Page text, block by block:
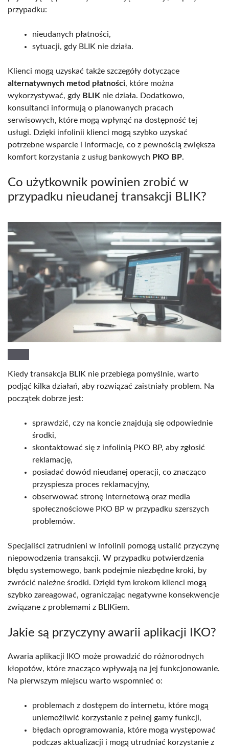
przypadku:
nieudanych płatności,
sytuacji, gdy BLIK nie działa.
Klienci mogą uzyskać także szczegóły dotyczące
alternatywnych metod płatności, które można
wykorzystywać, gdy BLIK nie działa. Dodatkowo,
konsultanci informują o planowanych pracach
serwisowych, które mogą wpłynąć na dostępność tej
usługi. Dzięki infolinii klienci mogą szybko uzyskać
potrzebne wsparcie i informacje, co z pewnością zwiększa
komfort korzystania z usług bankowych PKO BP.
Co użytkownik powinien zrobić w
przypadku nieudanej transakcji BLIK?
Kiedy transakcja BLIK nie przebiega pomyślnie, warto
podjąć kilka działań, aby rozwiązać zaistniały problem. Na
początek dobrze jest:
sprawdzić, czy na koncie znajdują się odpowiednie
środki,
skontaktować się z infolinią PKO BP, aby zgłosić
reklamację,
posiadać dowód nieudanej operacji, co znacząco
przyspiesza proces reklamacyjny,
obserwować stronę internetową oraz media
społecznościowe PKO BP w przypadku szerszych
problemów.
Specjaliści zatrudnieni w infolinii pomogą ustalić przyczynę
niepowodzenia transakcji. W przypadku potwierdzenia
błędu systemowego, bank podejmie niezbędne kroki, by
zwrócić należne środki. Dzięki tym krokom klienci mogą
szybko zareagować, ograniczając negatywne konsekwencje
związane z problemami z BLIKiem.
Jakie są przyczyny awarii aplikacji IKO?
Awaria aplikacji IKO może prowadzić do różnorodnych
kłopotów, które znacząco wpływają na jej funkcjonowanie.
Na pierwszym miejscu warto wspomnieć o:
problemach z dostępem do internetu, które mogą
uniemożliwić korzystanie z pełnej gamy funkcji,
błędach oprogramowania, które mogą występować
podczas aktualizacji i mogą utrudniać korzystanie z